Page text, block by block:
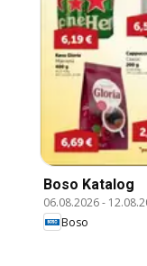
Boso Katalog
06.08.2026-
Boso